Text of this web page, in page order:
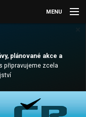
plánované akce a
připravujeme zcela
MENU